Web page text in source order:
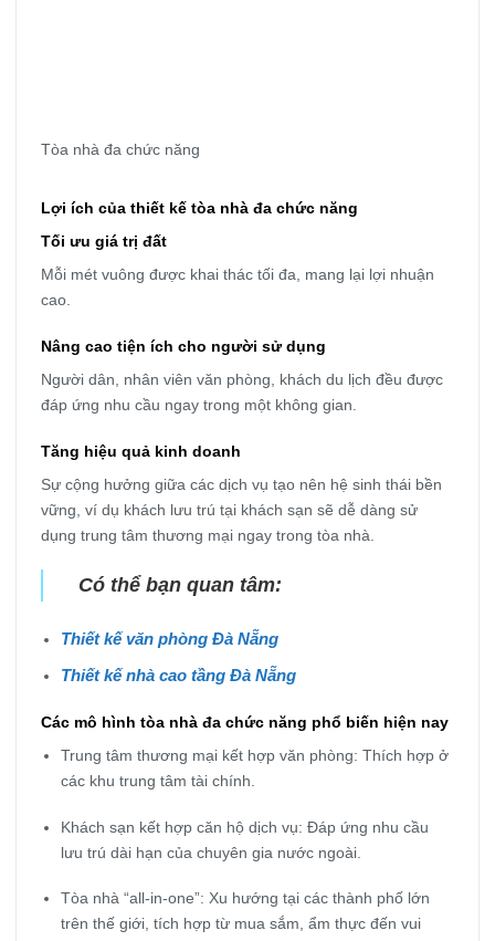
Tòa nhà đa chức năng
Lợi ích của thiết kế tòa nhà đa chức năng
Tối ưu giá trị đất
Mỗi mét vuông được khai thác tối đa, mang lại lợi nhuận
cao.
Nâng cao tiện ích cho người sử dụng
Người dân, nhân viên văn phòng, khách du lịch đều được
đáp ứng nhu cầu ngay trong một không gian.
Tăng hiệu quả kinh doanh
Sự cộng hưởng giữa các dịch vụ tạo nên hệ sinh thái bền
vững, ví dụ khách lưu trú tại khách sạn sẽ dễ dàng sử
dụng trung tâm thương mại ngay trong tòa nhà.
Có thể bạn quan tâm:
Thiết kế văn phòng Đà Nẵng
Thiết kế nhà cao tầng Đà Nẵng
Các mô hình tòa nhà đa chức năng phổ biến hiện nay
Trung tâm thương mại kết hợp văn phòng: Thích hợp ở
các khu trung tâm tài chính.
Khách sạn kết hợp căn hộ dịch vụ: Đáp ứng nhu cầu
lưu trú dài hạn của chuyên gia nước ngoài.
Tòa nhà “all-in-one”: Xu hướng tại các thành phố lớn
trên thế giới, tích hợp từ mua sắm, ẩm thực đến vui